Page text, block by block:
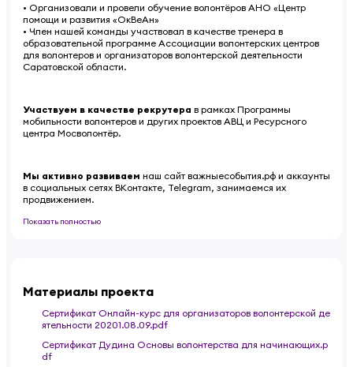
• Организовали и провели обучение волонтёров АНО «Центр
помощи и развития «ОкВеАн»
• Член нашей команды участвовал в качестве тренера в
образовательной программе Ассоциации волонтерских центров
для волонтеров и организаторов волонтерской деятельности
Саратовской области.
Участвуем в качестве рекрутера в рамках Программы
мобильности волонтеров и других проектов АВЦ и Ресурсного
центра Мосволонтёр.
Мы активно развиваем наш сайт важныесобытия.рф и аккаунты
в социальных сетях ВКонтакте, Telegram, занимаемся их
продвижением.
Показать полностью
Материалы проекта
Сертификат Онлайн-курс для организаторов волонтерской де
ятельности 20201.08.09.pdf
Сертификат Дудина Основы волонтерства для начинающих.p
df